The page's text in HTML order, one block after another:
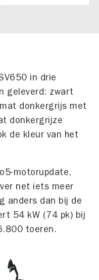
in drie
geleverd: zwart
donkergrijs met
donkergrijze
de kleur van het
motorupdate,
net iets meer
anders dan bij de
54 kW (74 pk) bij
toeren.